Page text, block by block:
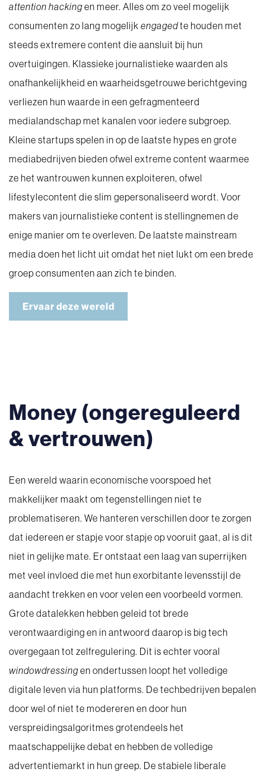
attention hackingen meer. Alles om zo veel mogelijk
consumenten zo lang mogelijk engagedte houden met
steeds extremere content die aansluit bij hun
overtuigingen. Klassieke journalistieke waarden als
onafhankelijkheid en waarheidsgetrouwe berichtgeving
verliezen hun waarde in een gefragmenteerd
medialandschap met kanalen voor iedere subgroep.
Kleine startups spelen in op de laatste hypes en grote
mediabedrijven bieden ofwel extreme content waarmee
ze het wantrouwen kunnen exploiteren, ofwel
lifestylecontent die slim gepersonaliseerd wordt. Voor
makers van journalistieke content is stellingnemen de
enige manier om te overleven. De laatste mainstream
media doen het licht uit omdat het niet lukt om een brede
groep consumenten aan zich te binden.
Ervaar deze wereld
Money (ongereguleerd
& vertrouwen)
Een wereld waarin economische voorspoed het
makkelijker maakt om tegenstellingen niet te
problematiseren. We hanteren verschillen door te zorgen
dat iedereen er stapje voor stapje op vooruit gaat, al is dit
niet in gelijke mate. Er ontstaat een laag van superrijken
met veel invloed die met hun exorbitante levensstijl de
aandacht trekken en voor velen een voorbeeld vormen.
Grote datalekken hebben geleid tot brede
verontwaardiging en in antwoord daarop is big tech
overgegaan tot zelfregulering. Dit is echter vooral
windowdressingen ondertussen loopt het volledige
digitale leven via hun platforms. De techbedrijven bepalen
door wel of niet te modereren en door hun
verspreidingsalgoritmes grotendeels het
maatschappelijke debat en hebben de volledige
advertentiemarkt in hun greep. De stabiele liberale